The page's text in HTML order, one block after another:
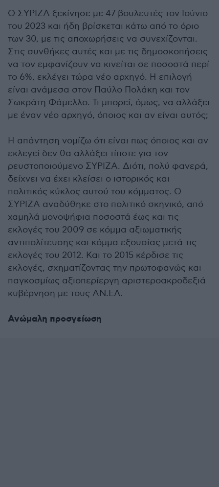
Ο ΣΥΡΙΖΑ ξεκίνησε με 47 βουλευτές τον Ιούνιο
του 2023 και ήδη βρίσκεται κάτω από το όριο
των 30, με τις αποχωρήσεις να συνεχίζονται.
Στις συνθήκες αυτές και με τις δημοσκοπήσεις
να τον εμφανίζουν να κινείται σε ποσοστά περί
το 6%, εκλέγει τώρα νέο αρχηγό. Η επιλογή
είναι ανάμεσα στον Παύλο Πολάκη και τον
Σωκράτη Φάμελλο. Τι μπορεί, όμως, να αλλάξει
με έναν νέο αρχηγό, όποιος και αν είναι αυτός;
Η απάντηση νομίζω ότι είναι πως όποιος και αν
εκλεγεί δεν θα αλλάξει τίποτε για τον
ρευστοποιούμενο ΣΥΡΙΖΑ. Διότι, πολύ φανερά,
δείχνει να έχει κλείσει ο ιστορικός και
πολιτικός κύκλος αυτού του κόμματος. Ο
ΣΥΡΙΖΑ αναδύθηκε στο πολιτικό σκηνικό, από
χαμηλά μονοψήφια ποσοστά έως και τις
εκλογές του 2009 σε κόμμα αξιωματικής
αντιπολίτευσης και κόμμα εξουσίας μετά τις
εκλογές του 2012. Και το 2015 κέρδισε τις
εκλογές, σχηματίζοντας την πρωτοφανώς και
παγκοσμίως αξιοπερίεργη αριστεροακροδεξιά
κυβέρνηση με τους ΑΝ.ΕΛ.
Ανώμαλη προσγείωση